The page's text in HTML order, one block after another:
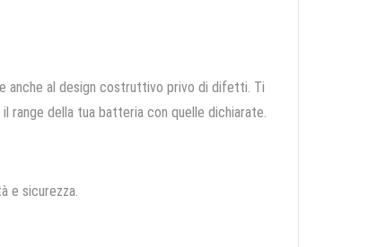
anche al design costruttivo privo di difetti. Ti
range della tua batteria con quelle dichiarate.
e sicurezza.